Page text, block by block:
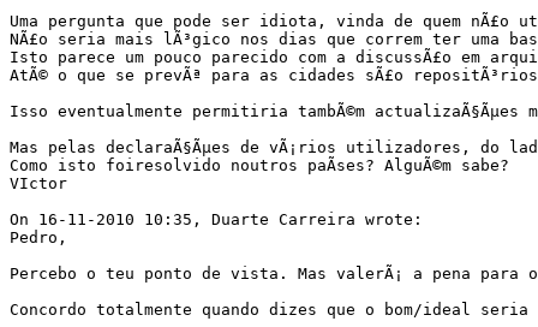
Uma pergunta que pode ser idiota, vinda de quem
NÃ£o seria mais lÃ³gico nos dias que correm ter uma
Isto parece um pouco parecido com a discussÃ£o em
AtÃ© o que se prevÃª para as cidades sÃ£o
Isso eventualmente permitiria tambÃ©m
Mas pelas declaraÃ§Ãµes de vÃ¡rios utilizadores, do
Como isto foiresolvido noutros paÃ­ses? AlguÃ©m sabe?
VIctor
On 16-11-2010 10:35, Duarte Carreira wrote:
Pedro,
Percebo o teu ponto de vista. Mas valerÃ¡ a pena
Concordo totalmente quando dizes que o bom/ideal